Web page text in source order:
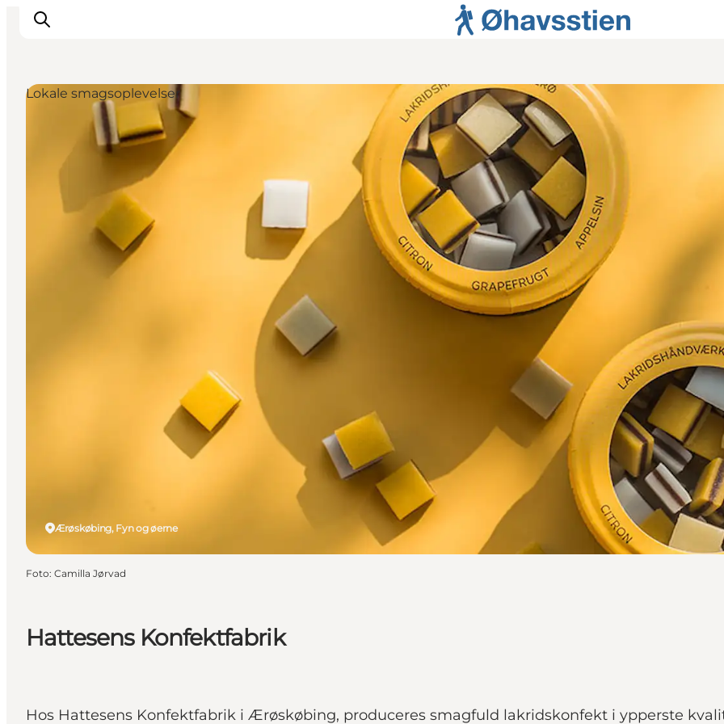
Inspiration
Vandreruter
Planlægning
Hattesens Konfektfabrik
Hos Hattesens Konfektfabrik i Ærøskøbing, produceres smagfuld lakridskonfekt i ypperste
Ærøskøbing, Fyn og øerne
Lokale smagsoplevelser
Foto: Camilla Jørvad